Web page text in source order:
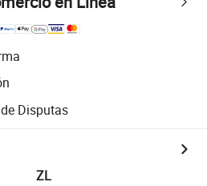
Disputas
ZL